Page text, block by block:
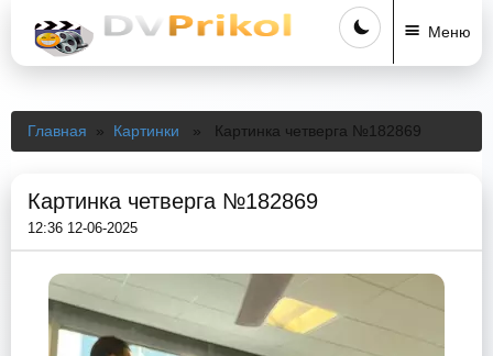
Меню
Главная » Картинки » Картинка четверга №182869
Картинка четверга №182869
12:36 12-06-2025